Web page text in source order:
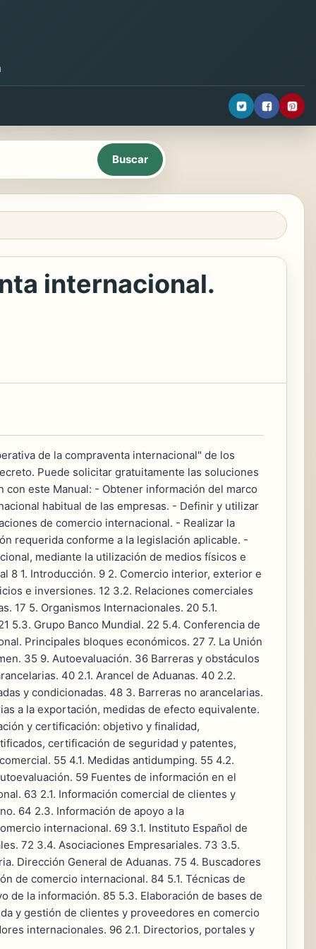
internacional.
de la compraventa internacional" de los
Puede solicitar gratuitamente las soluciones
con este Manual: - Obtener información del marco
habitual de las empresas. - Definir y utilizar
de comercio internacional. - Realizar la
requerida conforme a la legislación aplicable. -
mediante la utilización de medios físicos e
8 1. Introducción. 9 2. Comercio interior, exterior e
e inversiones. 12 3.2. Relaciones comerciales
17 5. Organismos Internacionales. 20 5.1.
5.3. Grupo Banco Mundial. 22 5.4. Conferencia de
Principales bloques económicos. 27 7. La Unión
35 9. Autoevaluación. 36 Barreras y obstáculos
40 2.1. Arancel de Aduanas. 40 2.2.
y condicionadas. 48 3. Barreras no arancelarias.
a la exportación, medidas de efecto equivalente.
y certificación: objetivo y finalidad,
certificación de seguridad y patentes,
55 4.1. Medidas antidumping. 55 4.2.
59 Fuentes de información en el
63 2.1. Información comercial de clientes y
64 2.3. Información de apoyo a la
internacional. 69 3.1. Instituto Español de
72 3.4. Asociaciones Empresariales. 73 3.5.
Dirección General de Aduanas. 75 4. Buscadores
de comercio internacional. 84 5.1. Técnicas de
de la información. 85 5.3. Elaboración de bases de
y gestión de clientes y proveedores en comercio
internacionales. 96 2.1. Directorios, portales y